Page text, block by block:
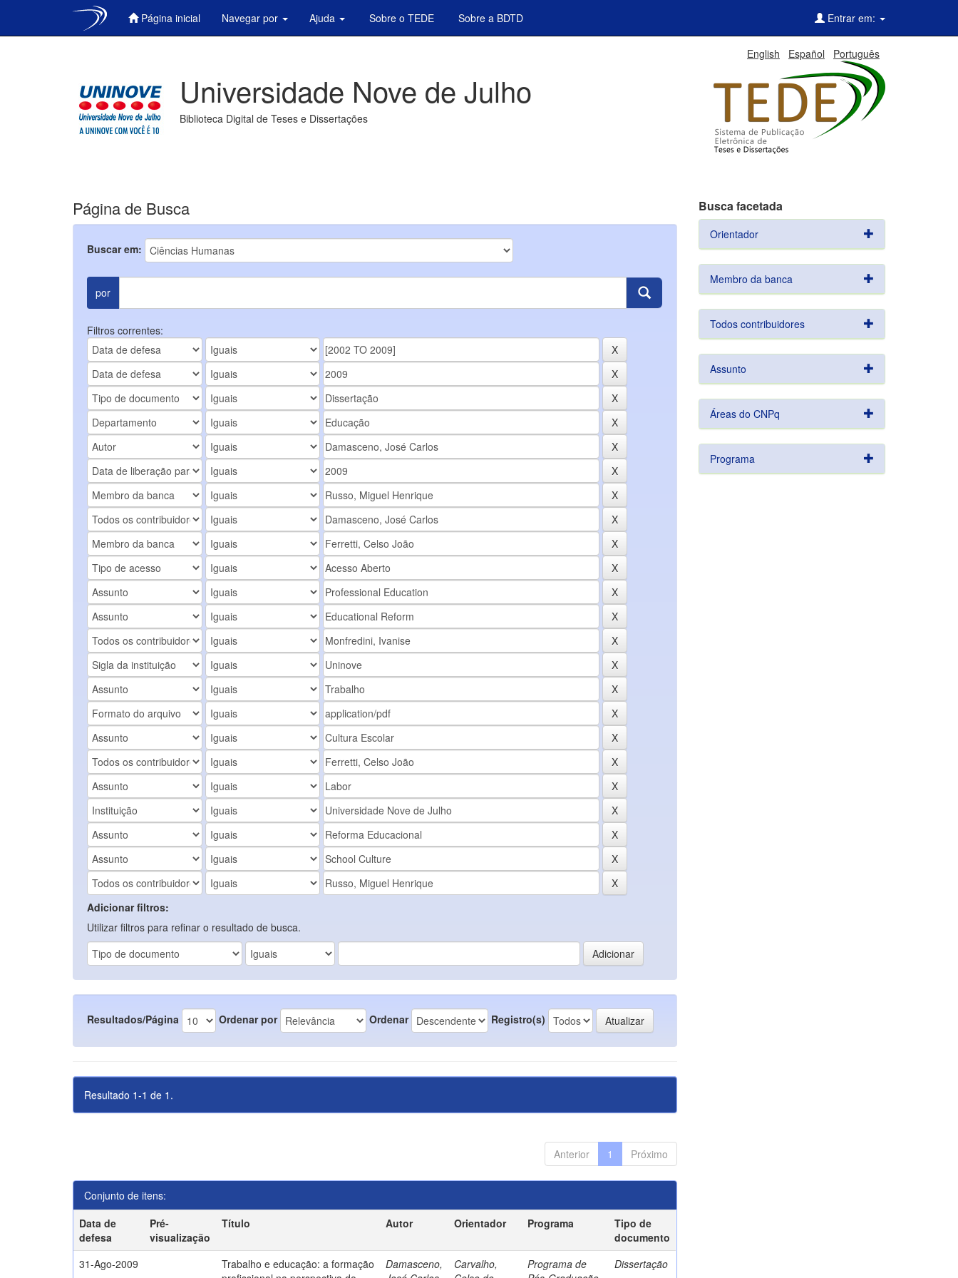
Página inicial Navegar por Ajuda Sobre o TEDE Sobre a BDTD Entrar em:
English Español Português
Universidade Nove de Julho
Biblioteca Digital de Teses e Dissertações
Página de Busca
Buscar em:
por
Filtros correntes:
Adicionar filtros:
Utilizar filtros para refinar o resultado de busca.
Resultados/Página Ordenar por Ordenar Registro(s)
Resultado 1-1 de 1.
Anterior 1 Próximo
Conjunto de itens:
Data de
defesa
Pré-
visualização
Título Autor Orientador Programa
Tipo de
documento
31-Ago-2009
Trabalho e educação: a formação
Damasceno,
Carvalho,
Programa de
Dissertação
Busca facetada
Orientador
Membro da banca
Todos contribuidores
Assunto
Áreas do CNPq
Programa